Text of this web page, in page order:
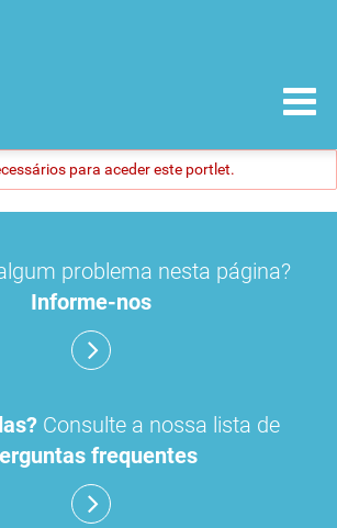
para aceder este portlet.
problema nesta página?
Informe-nos
Consulte a nossa lista de
frequentes